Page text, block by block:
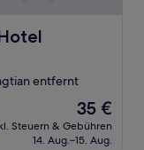
entfernt
Der
Preis
beträgt
35 €
Steuern & Gebühren
14. Aug.–15. Aug.